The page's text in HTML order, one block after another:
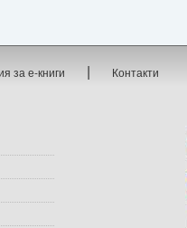
за е-книги | Контакти